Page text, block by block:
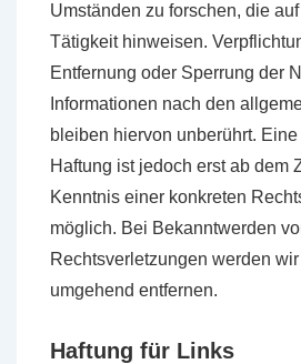
Umständen zu forschen, die
Tätigkeit hinweisen.
Entfernung oder Sperrung der
Informationen nach den
bleiben hiervon unberührt.
Haftung ist jedoch erst ab dem
Kenntnis einer konkreten
möglich. Bei Bekanntwerden
Rechtsverletzungen werden
umgehend entfernen.
Haftung für Links